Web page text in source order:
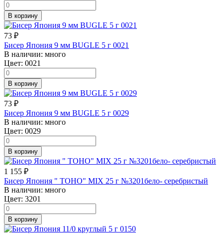
В корзину
73 ₽
Бисер Япония 9 мм BUGLE 5 г 0021
В наличии: много
Цвет: 0021
В корзину
73 ₽
Бисер Япония 9 мм BUGLE 5 г 0029
В наличии: много
Цвет: 0029
В корзину
1 155 ₽
Бисер Япония " TOHO" MIX 25 г №3201бело- серебристый
В наличии: много
Цвет: 3201
В корзину